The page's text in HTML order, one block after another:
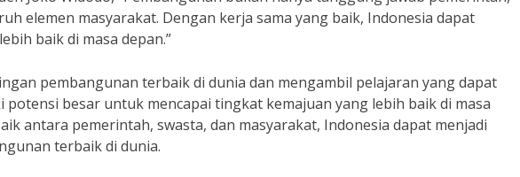
elemen masyarakat. Dengan kerja sama yang baik, Indonesia dapat
baik di masa depan.”
pembangunan terbaik di dunia dan mengambil pelajaran yang dapat
besar untuk mencapai tingkat kemajuan yang lebih baik di masa
antara pemerintah, swasta, dan masyarakat, Indonesia dapat menjadi
terbaik di dunia.